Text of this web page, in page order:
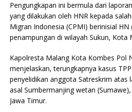
Pengungkapan ini bermula dari
yang dilakukan oleh HNR kepada
Migran Indonesia (CPMI) berinisial HN
penampungan di wilayah Sukun, Kota
Kapolresta Malang Kota Kombes Pol
menjelaskan, terungkapnya kasus
penyelidikan anggota Satreskrim atas
asal Sumbermanjing wetan
Jawa Timur.